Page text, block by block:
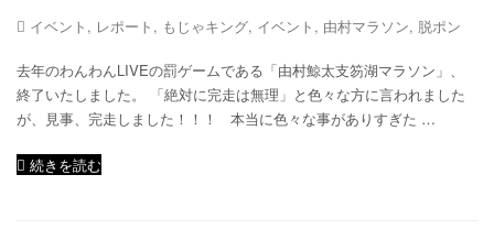
イベント , レポート , もじゃキング, イベント , 由村マラソン, 脱ポン
去年のわんわんLIVEの罰ゲームである「由村鯨太支笏湖マラソン」、
終了いたしました。 「絶対に完走は無理」と色々な方に言われました
が、見事、完走しました！！！ 本当に色々な事がありすぎた …
続きを読む